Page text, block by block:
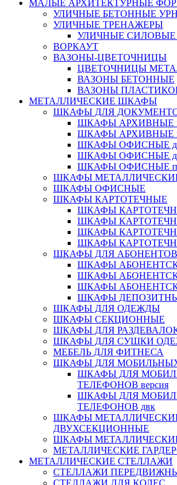
МАЛЫЕ АРХИТЕКТУРНЫЕ
УЛИЧНЫЕ БЕТОННЫЕ
УЛИЧНЫЕ ТРЕНАЖЕРЫ
УЛИЧНЫЕ
ВОРКАУТ
ВАЗОНЫ-ЦВЕТОЧНИЦЫ
ЦВЕТОЧНИЦЫ
ВАЗОНЫ БЕТОННЫЕ
ВАЗОНЫ
МЕТАЛЛИЧЕСКИЕ ШКАФЫ
ШКАФЫ ДЛЯ
ШКАФЫ АРХИВНЫЕ
ШКАФЫ АРХИВНЫЕ
ШКАФЫ ОФИСНЫЕ
ШКАФЫ ОФИСНЫЕ
ШКАФЫ ОФИСНЫЕ
ШКАФЫ
ШКАФЫ ОФИСНЫЕ
ШКАФЫ КАРТОТЕЧНЫЕ
ШКАФЫ
ШКАФЫ
ШКАФЫ
ШКАФЫ
ШКАФЫ ДЛЯ АБОНЕНТОВ
ШКАФЫ
ШКАФЫ
ШКАФЫ
ШКАФЫ
ШКАФЫ ДЛЯ ОДЕЖДЫ
ШКАФЫ СЕКЦИОННЫЕ
ШКАФЫ ДЛЯ
ШКАФЫ ДЛЯ СУШКИ
МЕБЕЛЬ ДЛЯ ФИТНЕСА
ШКАФЫ ДЛЯ
ШКАФЫ ДЛЯ
ТЕЛЕФОНОВ версия
ШКАФЫ ДЛЯ
ТЕЛЕФОНОВ двк
ШКАФЫ
ДВУХСЕКЦИОННЫЕ
ШКАФЫ
МЕТАЛЛИЧЕСКИЕ
МЕТАЛЛИЧЕСКИЕ СТЕЛЛАЖИ
СТЕЛЛАЖИ
СТЕЛЛАЖИ ДЛЯ КОЛЕС